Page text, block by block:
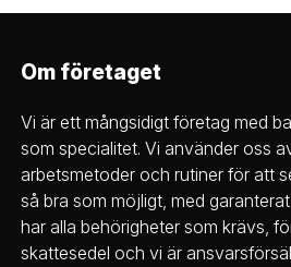
Om företaget
Vi är ett mångsidigt företag med
som specialitet. Vi använder oss
arbetsmetoder och rutiner för att
så bra som möjligt, med
har alla behörigheter som krävs,
skattesedel och vi är